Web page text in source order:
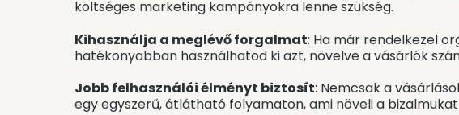
költséges marketing kampányokra lenne szükség.
Kihasználja a meglévő forgalmat: Ha már rendelkezel
hatékonyabban használhatod ki azt, növelve a vásárlók
Jobb felhasználói élményt biztosít: Nemcsak a
egy egyszerű, átlátható folyamaton, ami növeli a